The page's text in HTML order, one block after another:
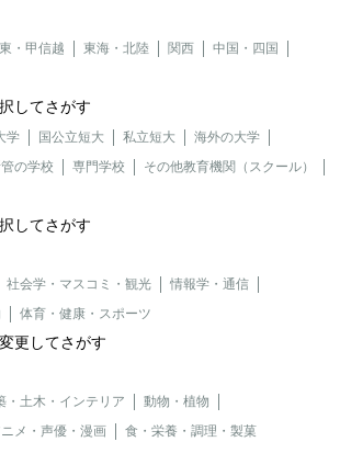
・甲信越 東海・北陸 関西
中国・四国
してさがす
学 国公立短大 私立短大
海外の大学
の学校
専門学校
その他教育機関（スクール）
してさがす
社会学・マスコミ・観光
情報学・通信
体育・健康・スポーツ
更してさがす
・土木・インテリア
動物・植物
メ・声優・漫画
食・栄養・調理・製菓